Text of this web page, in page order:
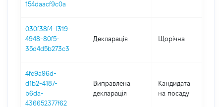
154daacf9c0a
030f38f4-f319-
4948-80f5-
35d4d5b273c3
Декларація Щорічна
4fe9a96d-
d1b2-4187-
b6da-
436652377f62
Виправлена
декларація
Кандидата
на посаду